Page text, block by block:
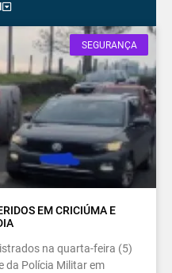
SEGURANÇA
EM CRICIÚMA E
na quarta-feira (5)
da Polícia Militar em